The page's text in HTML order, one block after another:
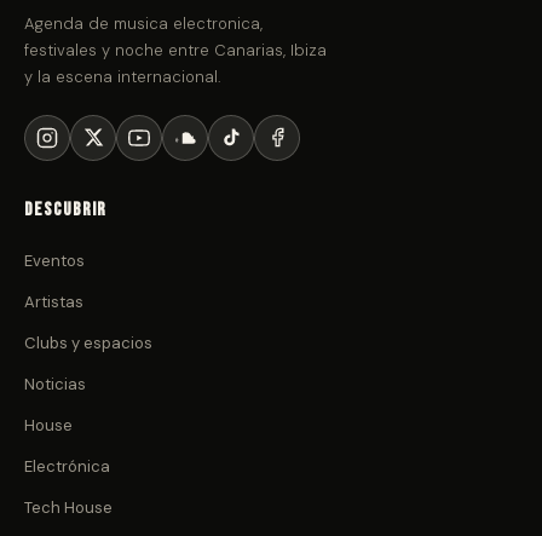
Agenda de musica electronica,
festivales y noche entre Canarias, Ibiza
y la escena internacional.
Descubrir
Eventos
Artistas
Clubs y espacios
Noticias
House
Electrónica
Tech House